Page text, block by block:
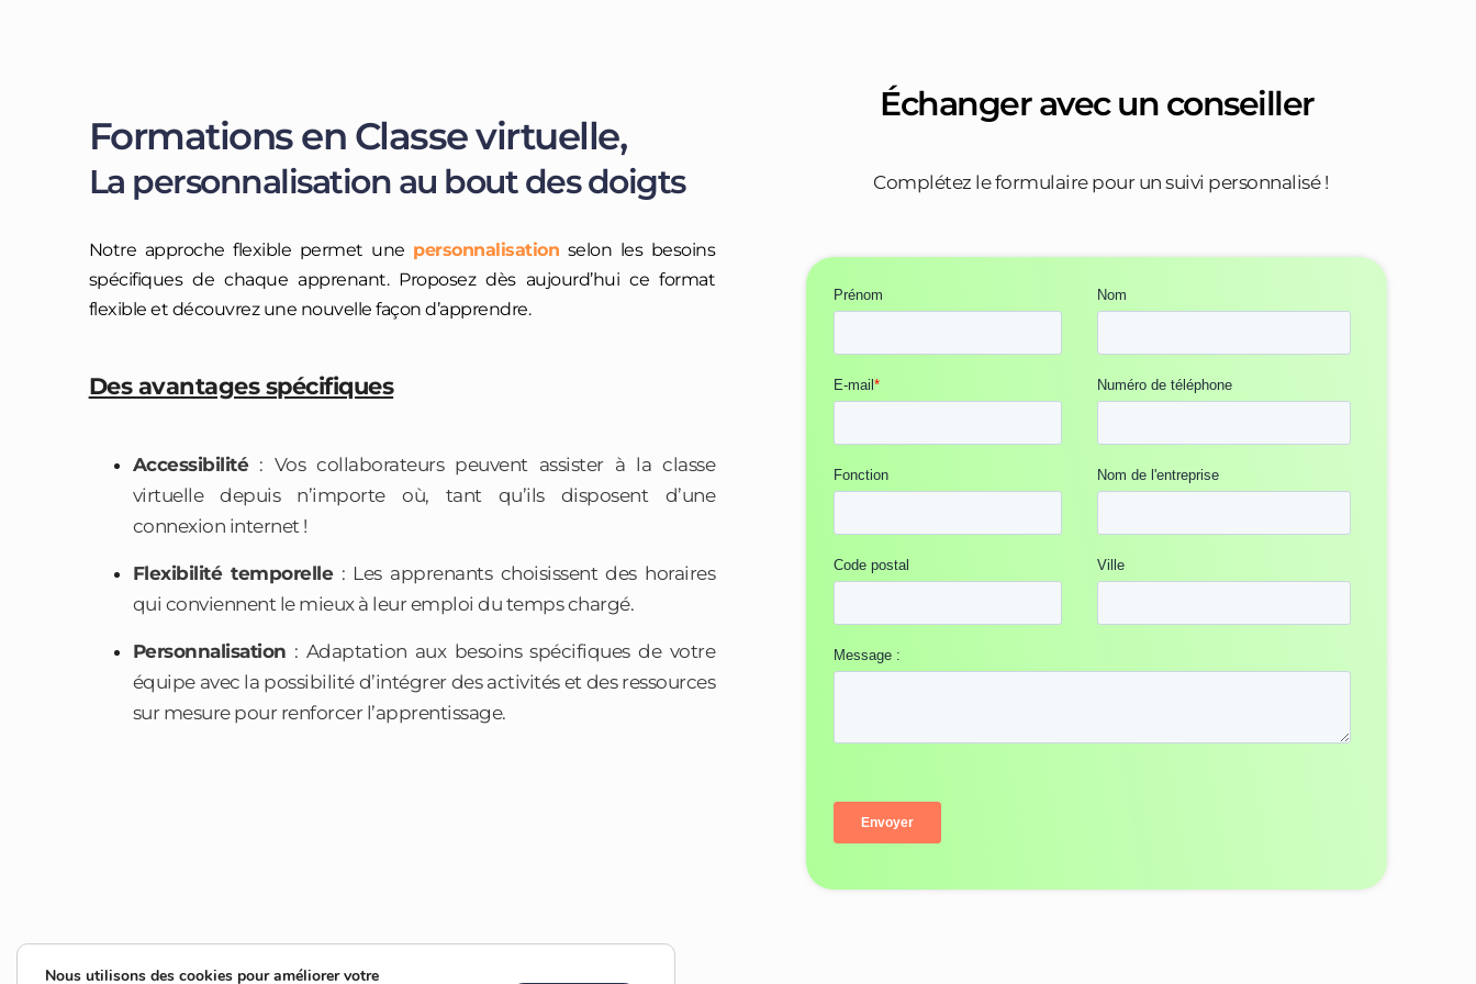
Formations en Classe virtuelle,
La personnalisation au bout des doigts
Notre approche flexible permet une personnalisation selon les besoins
spécifiques de chaque apprenant. Proposez dès aujourd’hui ce format
flexible et découvrez une nouvelle façon d’apprendre.
Des avantages spécifiques
Accessibilité: Vos collaborateurs peuvent assister à la classe
virtuelle depuis n’importe où, tant qu’ils disposent d’une
connexion internet !
Flexibilité temporelle: Les apprenants choisissent des horaires
qui conviennent le mieux à leur emploi du temps chargé.
Personnalisation : Adaptation aux besoins spécifiques de votre
équipe avec la possibilité d’intégrer des activités et des ressources
sur mesure pour renforcer l’apprentissage.
Échanger avec un conseiller
Complétez le formulaire pour un suivi personnalisé !
Nous utilisons des cookies pour améliorer votre